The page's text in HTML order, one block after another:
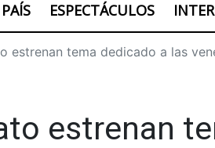
PAÍS ESPECTÁCULOS
estrenan tema dedicado a las
estrenan